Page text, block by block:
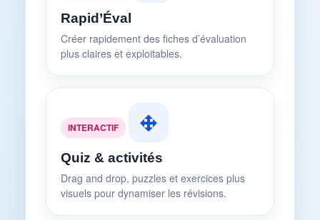
Rapid’Éval
Créer rapidement des fiches d’évaluation
plus claires et exploitables.
INTERACTIF
Quiz & activités
Drag and drop, puzzles et exercices plus
visuels pour dynamiser les révisions.